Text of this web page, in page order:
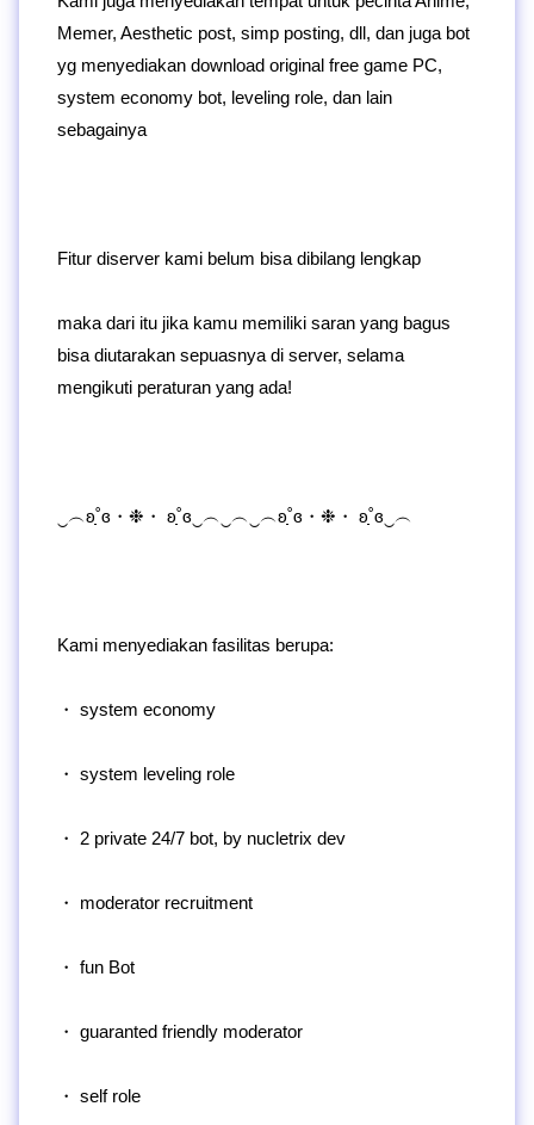
Memer, Aesthetic post, simp posting, dll, dan juga bot
yg menyediakan download original free game PC,
system economy bot, leveling role, dan lain
sebagainya
Fitur diserver kami belum bisa dibilang lengkap
maka dari itu jika kamu memiliki saran yang bagus
bisa diutarakan sepuasnya di server, selama
mengikuti peraturan yang ada!
‿︵ʚ˚̣̣̣ɞ・❉・ ʚ˚̣̣̣ɞ‿︵‿︵‿︵ʚ˚̣̣̣ɞ・❉・ ʚ˚̣̣̣ɞ‿︵
Kami menyediakan fasilitas berupa:
・ system economy
・ system leveling role
・ 2 private 24/7 bot, by nucletrix dev
・ moderator recruitment
・ fun Bot
・ guaranted friendly moderator
・ self role